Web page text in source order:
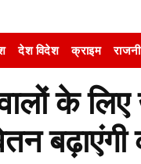
देश विदेश क्राइम
के
बढ़ाएंगी